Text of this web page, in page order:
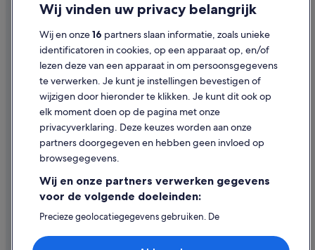
Appartementen in Vilsteren
Particuliere vakantiehuizen in Vilsteren
Blokhutten in Vilsteren
Vakantieparken in Vilsteren
Golf in Ommen
Hotels met sauna in Ommen
Hotels met restaurant in Ommen
Familie in Ommen
Hotels met parkeerplaatsen in Ommen
Romantische in Ommen
Gebruiksvoorwaarden
Juridische informatie/Contact
Inhoudsrichtlijnen en inhoud rapporteren
Hulp
Contact
Restitutieproces en tijdsbestek
Boek een vlucht met airlinetegoed
Internationale reisdocumenten
Wij vinden uw privacy belangrijk
Wij en onze16 partners slaan informatie, zoals unieke
identificatoren in cookies, op een apparaat op, en/of
lezen deze van een apparaat in om persoonsgegevens
te verwerken. Je kunt je instellingen bevestigen of
wijzigen door hieronder te klikken. Je kunt dit ook op
elk moment doen op de pagina met onze
privacyverklaring. Deze keuzes worden aan onze
partners doorgegeven en hebben geen invloed op
browsegegevens.
Wij en onze partners verwerken gegevens
voor de volgende doeleinden:
Precieze geolocatiegegevens gebruiken. De
Informatie op een apparaat opslaan en/of openen.